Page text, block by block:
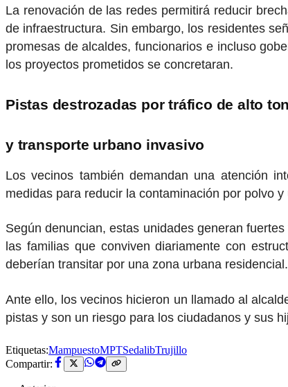
La renovación de las redes permitirá reducir
de infraestructura. Sin embargo, los residentes
promesas de alcaldes, funcionarios e incluso
los proyectos prometidos se concretaran.
Pistas destrozadas por tráfico de alto
y transporte urbano invasivo
Los vecinos también demandan una atención
medidas para reducir la contaminación por polvo
Según denuncian, estas unidades generan
las familias que conviven diariamente con
deberían transitar por una zona urbana residencial.
Ante ello, los vecinos hicieron un llamado al
pistas y son un riesgo para los ciudadanos y sus
Etiquetas:MampuestoMPTSedalibTrujillo
Compartir: